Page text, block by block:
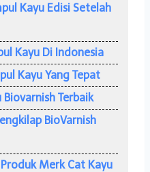
Kayu Edisi Setelah
Kayu Di Indonesia
Kayu Yang Tepat
Biovarnish Terbaik
BioVarnish
Merk Cat Kayu